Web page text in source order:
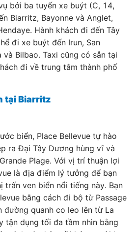
bởi ba tuyến xe buýt (C, 14,
Biarritz, Bayonne và Anglet,
Hành khách đi đến Tây
đi xe buýt đến Irun, San
và Bilbao. Taxi cũng có sẵn tại
đi về trung tâm thành phố
tại Biarritz
biển, Place Bellevue tự hào
ra Đại Tây Dương hùng vĩ và
Plage. Với vị trí thuận lợi
là địa điểm lý tưởng để bạn
trấn ven biển nổi tiếng này. Bạn
bằng cách đi bộ từ Passage
đường quanh co leo lên từ La
tận dụng tối đa tầm nhìn bằng